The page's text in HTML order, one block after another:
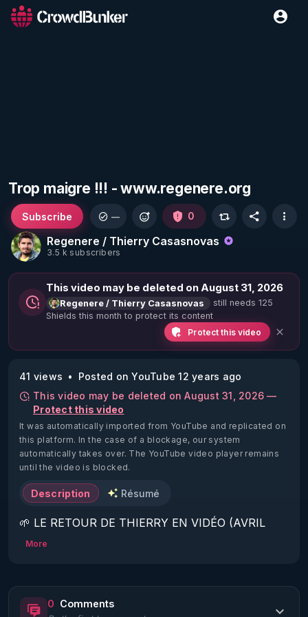
Trop maigre !!! - www.regenere.org
Regenere / Thierry Casasnovas
3.5 k subscribers
Subscribe — 0
This video may be deleted on August 31, 2026
Regenere / Thierry Casasnovas
still needs 125
Shields this month to protect its content
Protect this video
41 views
Posted on YouTube 12 years ago
This video may be deleted on August 31, 2026 —
Protect this video
It was automatically imported from YouTube and replicated on
this platform. In the case of a blockage, our system
automatically takes over. The YouTube video player remains
until the video is blocked.
Description Résumé
🌱 LE RETOUR DE THIERRY EN VIDÉO (AVRIL
2022)!
https://www.rgnr.fr/presentation.html
More
0 Comments